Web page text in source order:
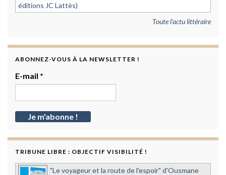
éditions JC Lattès)
Toute l'actu littéraire
ABONNEZ-VOUS À LA NEWSLETTER !
E-mail *
TRIBUNE LIBRE : OBJECTIF VISIBILITÉ !
"Le voyageur et la route de l'espoir" d'Ousmane